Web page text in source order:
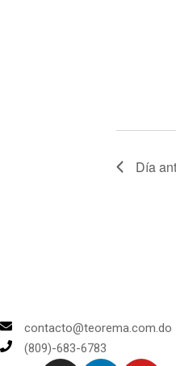
Día
contacto@teorema.com.do
(809)-683-6783